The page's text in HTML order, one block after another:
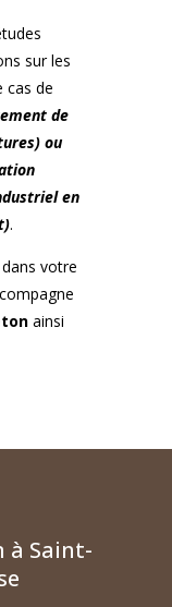
sur les
cas de
de
ou
en
.
votre
ainsi
à Saint-